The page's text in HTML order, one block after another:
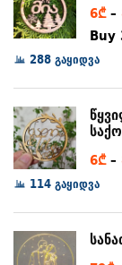
6₾ –
Buy
288 გაყიდვა
6₾ –
114 გაყიდვა